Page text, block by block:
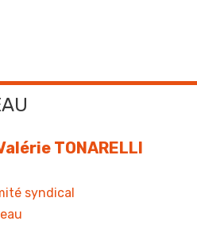
TONARELLI
syndical